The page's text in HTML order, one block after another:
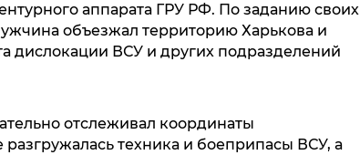
аппарата ГРУ РФ. По заданию своих
объезжал территорию Харькова и
дислокации ВСУ и других подразделений
отслеживал координаты
техника и боеприпасы ВСУ, а